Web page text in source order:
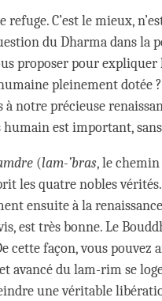
refuge. C’est le mieux,
du Dharma dans la
proposer pour expliquer
pleinement dotée
à notre précieuse
est important,
(lam-’bras, le
les quatre nobles
ensuite à la
est très bonne. Le
cette façon, vous
avancé du lam-rim se
une véritable